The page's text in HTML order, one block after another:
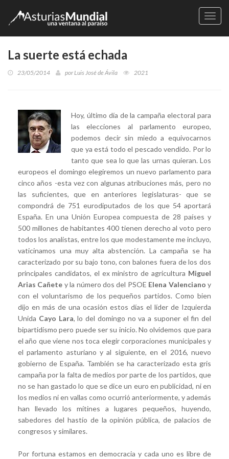
La suerte está echada
23/05/2014 porLuis José de Ávila 2021
Hoy, último día de la campaña electoral para
las elecciones al parlamento europeo,
podemos decir sin miedo a equivocarnos
que ya está todo el pescado vendido. Por lo
tanto que sea lo que las urnas quieran. Los
europeos el domingo elegiremos un nuevo parlamento para
cinco años -esta vez con algunas atribuciones más, pero no
las suficientes, que en anteriores legislaturas- que se
compondrá de 751 eurodiputados de los que 54 aportará
España. En una Unión Europea compuesta de 28 países y
500 millones de habitantes 400 tienen derecho al voto pero
todos los analistas, entre los que modestamente me incluyo,
vaticinamos una muy alta abstención. La campaña se ha
caracterizado por su bajo tono, con balones fuera de los dos
principales candidatos, el ex ministro de agricultura Miguel
Arias Cañete y la número dos del PSOE Elena Valenciano y
con el voluntarismo de los pequeños partidos. Como bien
dijo en más de una ocasión estos días el líder de Izquierda
Unida Cayo Lara, lo del domingo no va a suponer el fin del
bipartidismo pero puede ser su inicio. No olvidemos que para
el año que viene nos toca elegir corporaciones municipales y
el parlamento asturiano y al siguiente, en el 2016, nuevo
gobierno de España. También se ha caracterizado esta gris
campaña por la falta de medios por parte de los partidos, que
no se han gastado lo que se dice un euro en publicidad, ni en
los medios ni en vallas como ocurrió anteriormente, y además
han llevado los mítines a lugares pequeños, huyendo,
sabedores del hastío de la opinión pública, de palacios de
congresos y similares.
Por fortuna estamos en democracia y cada uno es libre de